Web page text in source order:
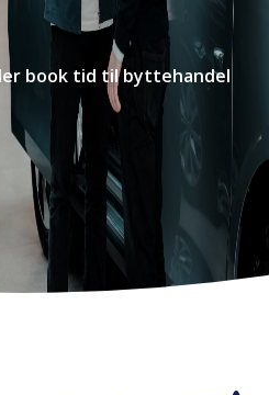
book tid til byttehandel